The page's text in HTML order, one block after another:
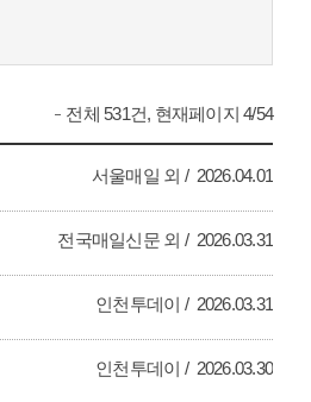
전체 531건, 현재페이지 4/54
서울매일 외 2026.04.01
전국매일신문 외 2026.03.31
인천투데이 2026.03.31
인천투데이 2026.03.30